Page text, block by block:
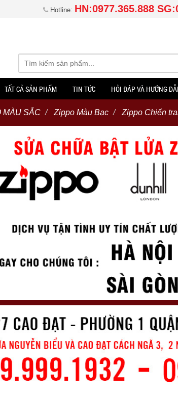
Hotline: HN:0977.365.888
TẤT CẢ SẢN PHẨM TIN TỨC HỎI ĐÁP VÀ HƯỚNG
MÀU SẮC Zippo Màu Bạc Zippo Chiến